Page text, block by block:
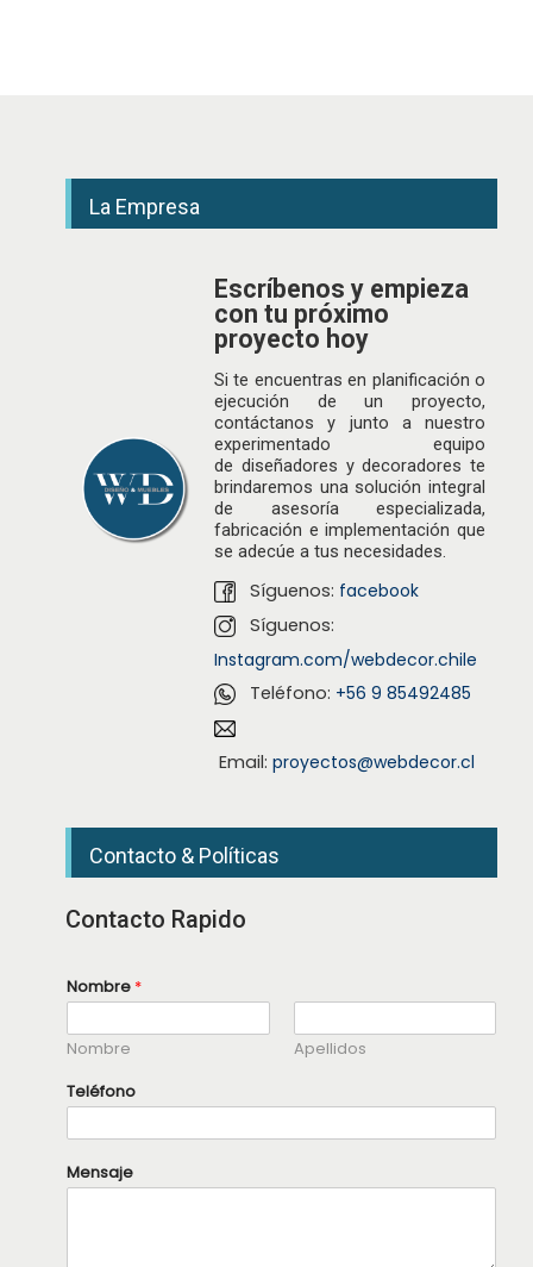
La Empresa
Escríbenos y empieza
con tu próximo
proyecto hoy
Si te encuentras en planificación o
ejecución de un proyecto,
contáctanos y junto a nuestro
experimentado equipo
de diseñadores y decoradores te
brindaremos una solución integral
de asesoría especializada,
fabricación e implementación que
se adecúe a tus necesidades.
Síguenos: facebook
Síguenos:
Instagram.com/webdecor.chile
Teléfono: +56 9 85492485
Email: proyectos@webdecor.cl
Contacto & Políticas
Contacto Rapido
N
o
b
r
M
e
s
a
j
Nombre *
Nombre
Apellidos
Teléfono
Mensaje